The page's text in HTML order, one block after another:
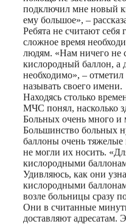
подключил мне новый
ему большое», –
Ребята не считают
сложное время
людям. «Нам ничего не
кислородный баллон, а
необходимо», –
называть своего имени.
Находясь столько
МЧС понял, насколько
Больных очень много и
Большинство больных
баллоны очень
не могли их носить.
кислородными
Удивляюсь, как они
кислородными
возле больницы сразу
Они в считанные
доставляют адресатам.